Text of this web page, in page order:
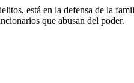
está en la defensa de la
que abusan del poder.